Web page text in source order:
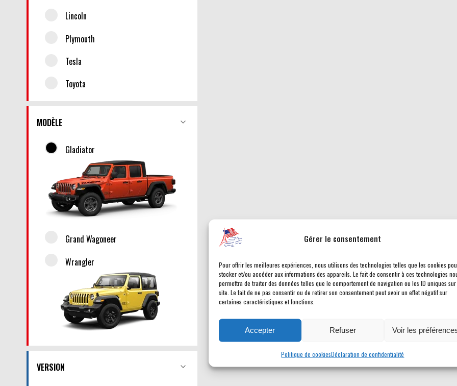
Gérer le consentement
Pour offrir les meilleures expériences, nous utilisons des technologies telles que les cookies
stocker et/ou accéder aux informations des appareils. Le fait de consentir à ces technologies
permettra de traiter des données telles que le comportement de navigation ou les ID uniques
site. Le fait de ne pas consentir ou de retirer son consentement peut avoir un effet négatif sur
certaines caractéristiques et fonctions.
Accepter Refuser Voir les
Politique de cookiesDéclaration de confidentialité
Lincoln
Plymouth
Tesla
Toyota
MODÈLE
Gladiator
Grand Wagoneer
Wrangler
VERSION